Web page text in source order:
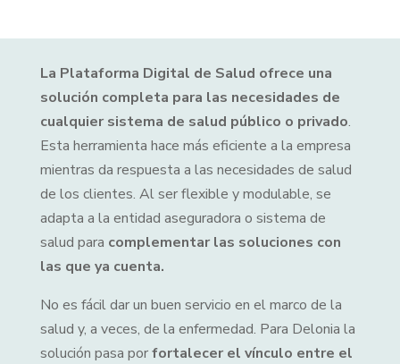
La Plataforma Digital de Salud ofrece una
solución completa para las necesidades de
cualquier sistema de salud público o privado.
Esta herramienta hace más eficiente a la empresa
mientras da respuesta a las necesidades de salud
de los clientes. Al ser flexible y modulable, se
adapta a la entidad aseguradora o sistema de
salud para complementar las soluciones con
las que ya cuenta.
No es fácil dar un buen servicio en el marco de la
salud y, a veces, de la enfermedad. Para Delonia la
solución pasa porfortalecer el vínculo entre el